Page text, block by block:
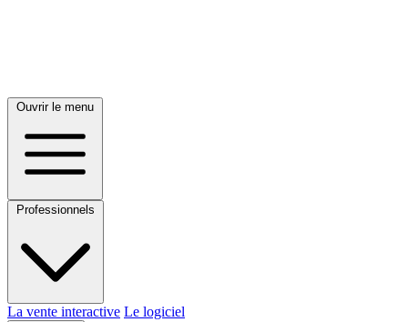
Ouvrir le menu
Professionnels
La vente interactive Le logiciel